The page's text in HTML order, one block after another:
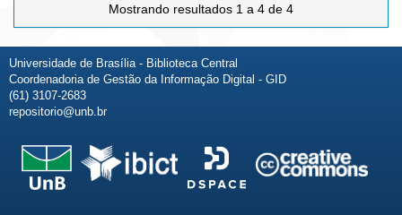
Mostrando resultados 1 a 4 de 4
Universidade de Brasília - Biblioteca Central
Coordenadoria de Gestão da Informação Digital - GID
(61) 3107-2683
repositorio@unb.br